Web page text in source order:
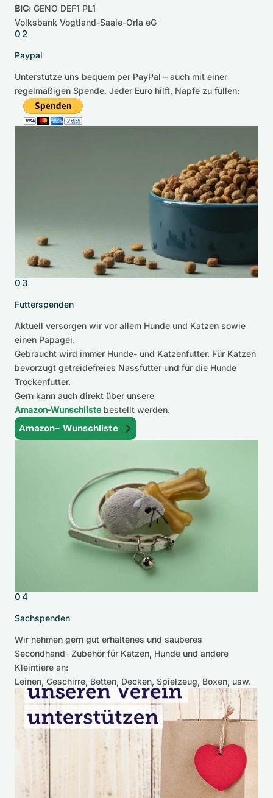
BIC: GENO DEF1 PL1
Volksbank Vogtland-Saale-Orla eG
02
Paypal
Unterstütze uns bequem per PayPal – auch mit einer
regelmäßigen Spende. Jeder Euro hilft, Näpfe zu füllen:
03
Futterspenden
Aktuell versorgen wir vor allem Hunde und Katzen sowie
einen Papagei.
Gebraucht wird immer Hunde- und Katzenfutter. Für Katzen
bevorzugt getreidefreies Nassfutter und für die Hunde
Trockenfutter.
Gern kann auch direkt über unsere
Amazon-Wunschliste bestellt werden.
Amazon- Wunschliste
04
Sachspenden
Wir nehmen gern gut erhaltenes und sauberes
Secondhand- Zubehör für Katzen, Hunde und andere
Kleintiere an:
Leinen, Geschirre, Betten, Decken, Spielzeug, Boxen, usw.